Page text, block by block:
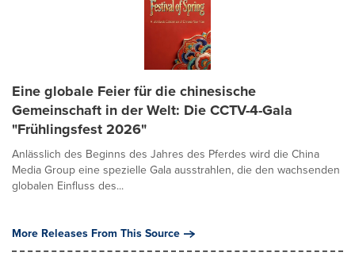
Eine globale Feier für die chinesische
Gemeinschaft in der Welt: Die CCTV-4-Gala
"Frühlingsfest 2026"
Anlässlich des Beginns des Jahres des Pferdes wird die China
Media Group eine spezielle Gala ausstrahlen, die den wachsenden
globalen Einfluss des...
More Releases From This Source